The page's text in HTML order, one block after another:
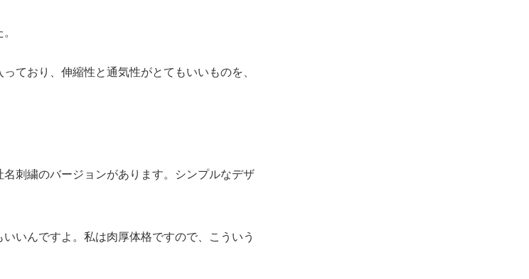
ており、伸縮性と通気性がとてもいいものを、
刺繍のバージョンがあります。シンプルなデザ
いんですよ。私は肉厚体格ですので、こういう